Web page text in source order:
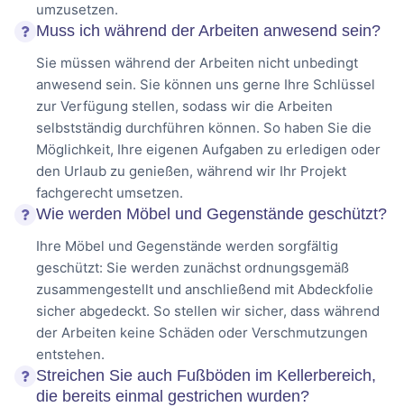
umzusetzen.
Muss ich während der Arbeiten anwesend sein?
Sie müssen während der Arbeiten nicht unbedingt
anwesend sein. Sie können uns gerne Ihre Schlüssel
zur Verfügung stellen, sodass wir die Arbeiten
selbstständig durchführen können. So haben Sie die
Möglichkeit, Ihre eigenen Aufgaben zu erledigen oder
den Urlaub zu genießen, während wir Ihr Projekt
fachgerecht umsetzen.
Wie werden Möbel und Gegenstände geschützt?
Ihre Möbel und Gegenstände werden sorgfältig
geschützt: Sie werden zunächst ordnungsgemäß
zusammengestellt und anschließend mit Abdeckfolie
sicher abgedeckt. So stellen wir sicher, dass während
der Arbeiten keine Schäden oder Verschmutzungen
entstehen.
Streichen Sie auch Fußböden im Kellerbereich,
die bereits einmal gestrichen wurden?